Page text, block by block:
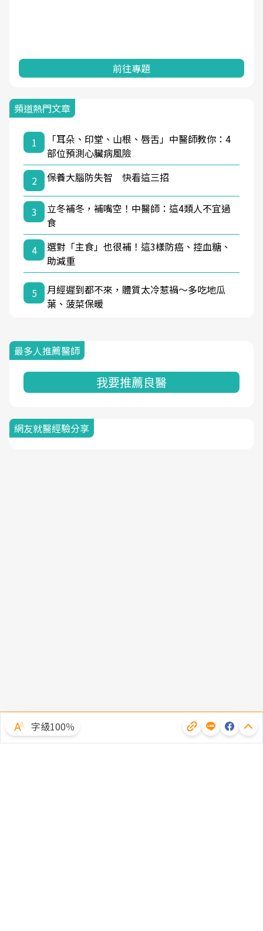
前往專題
頻道熱門文章
1
「耳朵、印堂、山根、唇舌」中醫師教你：4
部位預測心臟病風險
2
保養大腦防失智 快看這三招
3
立冬補冬，補嘴空！中醫師：這4類人不宜過
食
4
選對「主食」也很補！這3樣防癌、控血糖、
助減重
5
月經遲到都不來，體質太冷惹禍〜多吃地瓜
葉、菠菜保暖
最多人推薦醫師
我要推薦良醫
網友就醫經驗分享
字級100％